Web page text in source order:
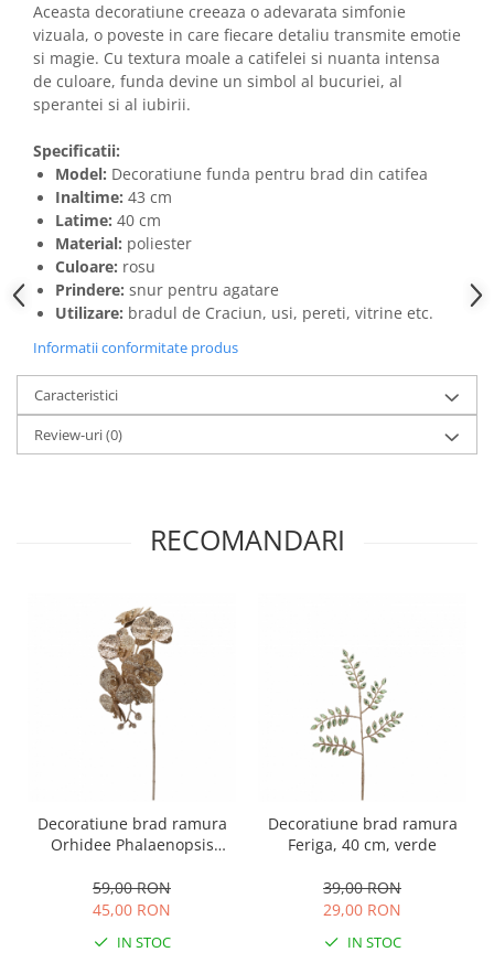
Aceasta decoratiune creeaza o adevarata simfonie
vizuala, o poveste in care fiecare detaliu transmite emotie
si magie. Cu textura moale a catifelei si nuanta intensa
de culoare, funda devine un simbol al bucuriei, al
sperantei si al iubirii.
Specificatii:
Model: Decoratiune funda pentru brad din catifea
Inaltime: 43 cm
Latime: 40 cm
Material: poliester
Culoare: rosu
Prindere: snur pentru agatare
Utilizare: bradul de Craciun, usi, pereti, vitrine etc.
Informatii conformitate produs
Caracteristici
Review-uri(0)
RECOMANDARI
Decoratiune brad ramura
Orhidee Phalaenopsis
gold
59,00 RON
45,00 RON
IN STOC
Decoratiune brad ramura
Feriga, 40 cm, verde
39,00 RON
29,00 RON
IN STOC